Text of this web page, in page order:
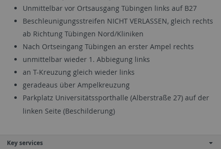
Unmittelbar vor Ortsausgang Tübingen links auf B27
Beschleunigungsstreifen NICHT VERLASSEN, gleich rechts
ab Richtung Tübingen Nord/Kliniken
Nach Ortseingang Tübingen an erster Ampel rechts
unmittelbar wieder 1. Abbiegung links
an T-Kreuzung gleich wieder links
geradeaus über Ampelkreuzung
Parkplatz Universitätssporthalle (Alberstraße 27) auf der
linken Seite (Beschilderung)
Key services